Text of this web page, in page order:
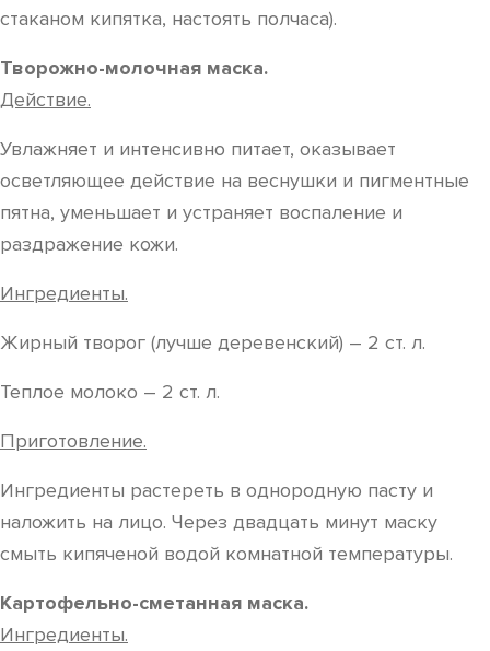
стаканом кипятка, настоять полчаса).
Творожно-молочная маска.
Действие.
Увлажняет и интенсивно питает, оказывает
осветляющее действие на веснушки и пигментные
пятна, уменьшает и устраняет воспаление и
раздражение кожи.
Ингредиенты.
Жирный творог (лучше деревенский) – 2 ст. л.
Теплое молоко – 2 ст. л.
Приготовление.
Ингредиенты растереть в однородную пасту и
наложить на лицо. Через двадцать минут маску
смыть кипяченой водой комнатной температуры.
Картофельно-сметанная маска.
Ингредиенты.